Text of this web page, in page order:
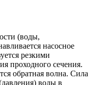
(воды,
насосное
резкими
проходного сечения.
обратная волна. Сила
воды в